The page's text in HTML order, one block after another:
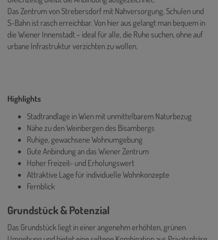
Das Zentrum von Strebersdorf mit Nahversorgung, Schulen und
S-Bahn ist rasch erreichbar. Von hier aus gelangt man bequem in
die Wiener Innenstadt – ideal für alle, die Ruhe suchen, ohne auf
urbane Infrastruktur verzichten zu wollen.
Highlights
Stadtrandlage in Wien mit unmittelbarem Naturbezug
Nähe zu den Weinbergen des Bisambergs
Ruhige, gewachsene Wohnumgebung
Gute Anbindung an das Wiener Zentrum
Hoher Freizeit- und Erholungswert
Attraktive Lage für individuelle Wohnkonzepte
Fernblick
Grundstück & Potenzial
Das Grundstück liegt in einer angenehm erhöhten, grünen